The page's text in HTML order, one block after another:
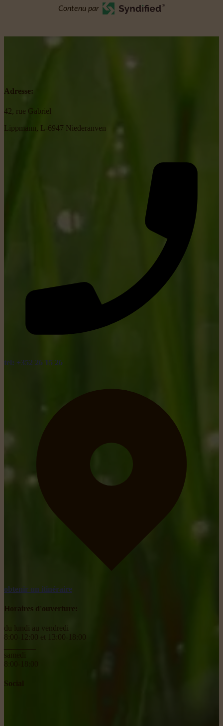
Contenu par
Adresse:
42, rue Gabriel
Lippmann, L-6947 Niederanven
tel: +352 26 15 26
obtenir un itinéraire
Horaires d'ouverture:
du lundi au vendredi
8:00-12:00 et 13:00-18:00
samedi
8:00-18:00
Social